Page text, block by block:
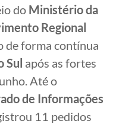
do Ministério da
Regional
de forma contínua
Sul após as fortes
Até o
de Informações
11 pedidos